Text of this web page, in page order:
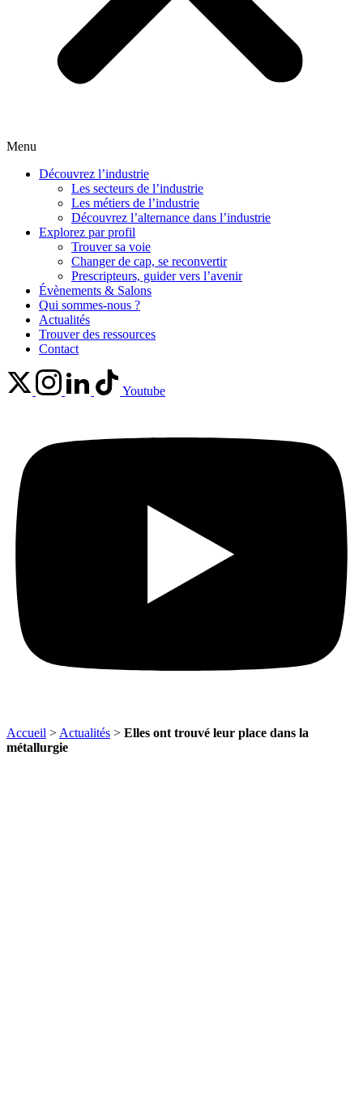
Menu
Découvrez l’industrie
Les secteurs de l’industrie
Les métiers de l’industrie
Découvrez l’alternance dans l’industrie
Explorez par profil
Trouver sa voie
Changer de cap, se reconvertir
Prescripteurs, guider vers l’avenir
Évènements & Salons
Qui sommes-nous ?
Actualités
Trouver des ressources
Contact
Youtube
Accueil > Actualités > Elles ont trouvé leur place dans la
métallurgie